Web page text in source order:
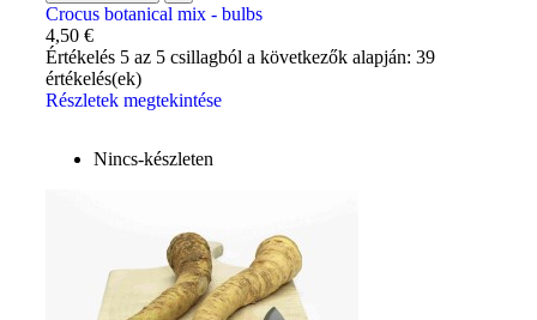
Crocus botanical mix - bulbs
4,50 €
Értékelés 5 az 5 csillagból a következők alapján:39
értékelés(ek)
Részletek megtekintése
Nincs-készleten